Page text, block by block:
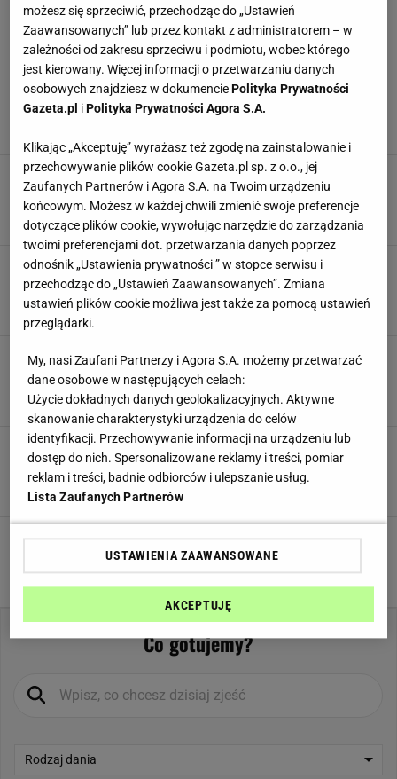
Węglowodany 0.0 g
Cukry 0.0 g
Białko
Sól 0.0 g
Więcej informacji o produkcie:
Błonnik 0.0 g
Cholesterol 0.0 g
Witaminy
Witamina A 0.0 mg
Witamina B1 (Tiamina)
Witamina B2 (Ryboflawina) 0.0 mg
Witamina B3/PP (Niacyna) 0.0 mg
Witamina B4 (Cholina) 0.0 mg
Witamina B7 (Biotyna)
rozwiń
Pierogi z kapustą i grzybami tradycyjne
5,0
Krupnik korzenny
5,0
Ciasteczka imbirowe
5,0
Ciasteczka makowe z buraczanym lukrem
5,0
Bread and butter pudding
5,0
Co gotujemy?
Rodzaj dania
możesz się sprzeciwić, przechodząc do „Ustawień
Zaawansowanych” lub przez kontakt z administratorem – w
zależności od zakresu sprzeciwu i podmiotu, wobec którego
jest kierowany. Więcej informacji o przetwarzaniu danych
osobowych znajdziesz w dokumenciePolityka Prywatności
Gazeta.pl iPolityka Prywatności Agora S.A.
Klikając „Akceptuję” wyrażasz też zgodę na zainstalowanie i
przechowywanie plików cookie Gazeta.pl sp. z o.o., jej
Zaufanych Partnerów i Agora S.A. na Twoim urządzeniu
końcowym. Możesz w każdej chwili zmienić swoje preferencje
dotyczące plików cookie, wywołując narzędzie do zarządzania
twoimi preferencjami dot. przetwarzania danych poprzez
odnośnik „Ustawienia prywatności ” w stopce serwisu i
przechodząc do „Ustawień Zaawansowanych”. Zmiana
ustawień plików cookie możliwa jest także za pomocą ustawień
przeglądarki.
My, nasi Zaufani Partnerzy i Agora S.A. możemy przetwarzać
dane osobowe w następujących celach:
Użycie dokładnych danych geolokalizacyjnych. Aktywne
skanowanie charakterystyki urządzenia do celów
identyfikacji. Przechowywanie informacji na urządzeniu lub
dostęp do nich. Spersonalizowane reklamy i treści, pomiar
reklam i treści, badnie odbiorców i ulepszanie usług.
Lista Zaufanych Partnerów
USTAWIENIA ZAAWANSOWANE
AKCEPTUJĘ